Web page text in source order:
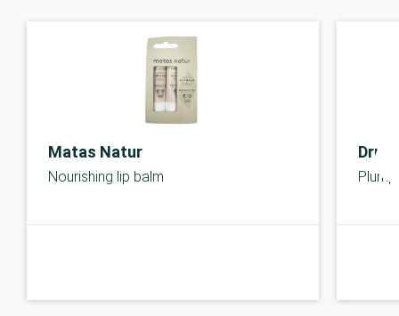
Matas Natur
Nourishing lip balm